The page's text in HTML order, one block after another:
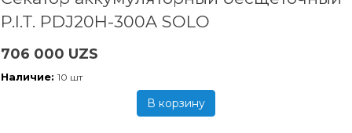
P.I.T. PDJ20H-300A SOLO
706 000 UZS
Наличие: 10 шт
В корзину